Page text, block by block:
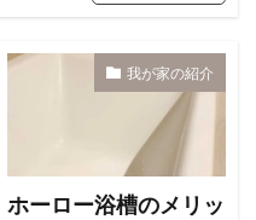
我が家の紹介
ホーロー浴槽のメリッ